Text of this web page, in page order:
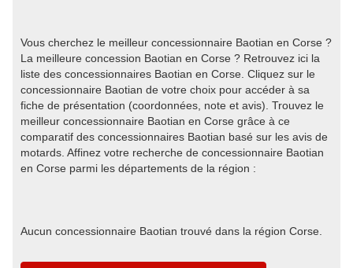
Vous cherchez le meilleur concessionnaire Baotian en Corse ?
La meilleure concession Baotian en Corse ? Retrouvez ici la
liste des concessionnaires Baotian en Corse. Cliquez sur le
concessionnaire Baotian de votre choix pour accéder à sa
fiche de présentation (coordonnées, note et avis). Trouvez le
meilleur concessionnaire Baotian en Corse grâce à ce
comparatif des concessionnaires Baotian basé sur les avis de
motards. Affinez votre recherche de concessionnaire Baotian
en Corse parmi les départements de la région :
Aucun concessionnaire Baotian trouvé dans la région Corse.